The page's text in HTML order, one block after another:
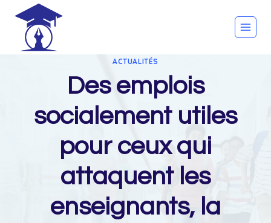
content
ACTUALITÉS
Des emplois
socialement utiles
pour ceux qui
attaquent les
enseignants, la